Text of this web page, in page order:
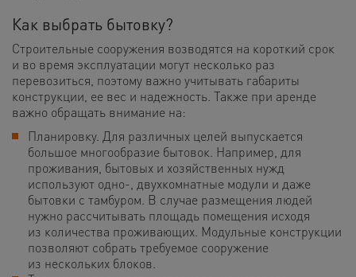
Как выбрать бытовку?
Строительные сооружения возводятся на короткий срок
и во время эксплуатации могут несколько раз
перевозиться, поэтому важно учитывать габариты
конструкции, ее вес и надежность. Также при аренде
важно обращать внимание на:
Планировку. Для различных целей выпускается
большое многообразие бытовок. Например, для
проживания, бытовых и хозяйственных нужд
используют одно-, двухкомнатные модули и даже
бытовки с тамбуром. В случае размещения людей
нужно рассчитывать площадь помещения исходя
из количества проживающих. Модульные конструкции
позволяют собрать требуемое сооружение
из нескольких блоков.